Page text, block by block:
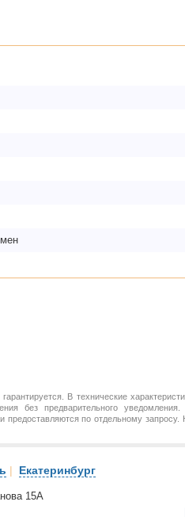
В технические
без предварительного
предоставляются по отдельному
| Екатеринбург
15А